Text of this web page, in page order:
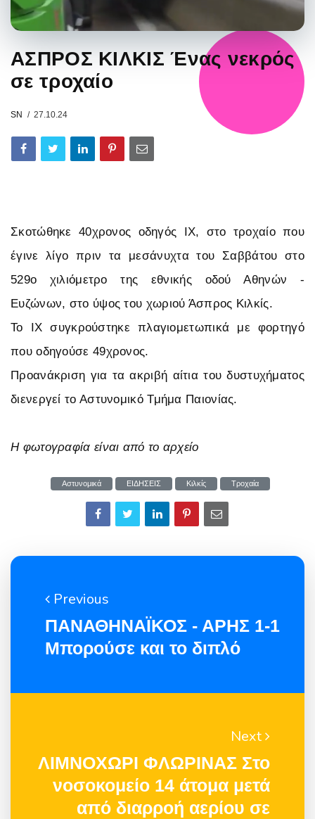
ΑΣΠΡΟΣ ΚΙΛΚΙΣ Ένας νεκρός
σε τροχαίο
SN 27.10.24
Σκοτώθηκε 40χρονος οδηγός ΙΧ, στο τροχαίο που
έγινε λίγο πριν τα μεσάνυχτα του Σαββάτου στο
529ο χιλιόμετρο της εθνικής οδού Αθηνών -
Ευζώνων, στο ύψος του χωριού Άσπρος Κιλκίς.
Το ΙΧ συγκρούστηκε πλαγιομετωπικά με φορτηγό
που οδηγούσε 49χρονος.
Προανάκριση για τα ακριβή αίτια του δυστυχήματος
διενεργεί το Αστυνομικό Τμήμα Παιονίας.
H φωτογραφία είναι από το αρχείο
Αστυνομικά ΕΙΔΗΣΕΙΣ Κιλκίς Τροχαία
Previous
ΠΑΝΑΘΗΝΑΪΚΟΣ - ΑΡΗΣ 1-1
Μπορούσε και το διπλό
Next
ΛΙΜΝΟΧΩΡΙ ΦΛΩΡΙΝΑΣ Στο
νοσοκομείο 14 άτομα μετά
από διαρροή αερίου σε